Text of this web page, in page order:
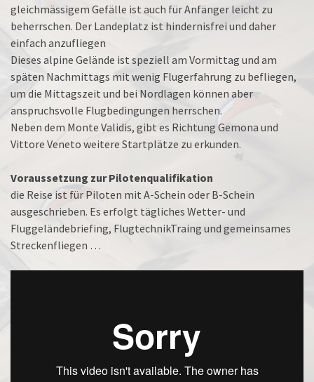
gleichmässigem Gefälle ist auch für Anfänger leicht zu
beherrschen. Der Landeplatz ist hindernisfrei und daher
einfach anzufliegen
Dieses alpine Gelände ist speziell am Vormittag und am
späten Nachmittags mit wenig Flugerfahrung zu befliegen,
um die Mittagszeit und bei Nordlagen können aber
anspruchsvolle Flugbedingungen herrschen.
Neben dem Monte Validis, gibt es Richtung Gemona und
Vittore Veneto weitere Startplätze zu erkunden.
Voraussetzung zur Pilotenqualifikation
die Reise ist für Piloten mit A-Schein oder B-Schein
ausgeschrieben. Es erfolgt tägliches Wetter- und
Fluggeländebriefing, FlugtechnikTraing und gemeinsames
Streckenfliegen …